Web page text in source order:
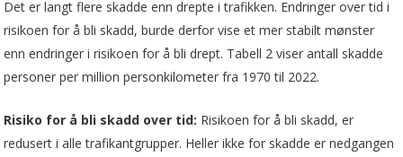
Det er langt flere skadde enn drepte i trafikken. Endringer over tid i
risikoen for å bli skadd, burde derfor vise et mer stabilt mønster
enn endringer i risikoen for å bli drept. Tabell 2 viser antall skadde
personer per million personkilometer fra 1970 til 2022.
Risiko for å bli skadd over tid: Risikoen for å bli skadd, er
redusert i alle trafikantgrupper. Heller ikke for skadde er nedgangen